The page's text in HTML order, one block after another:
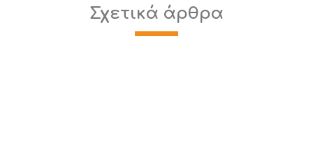
Σχετικά άρθρα